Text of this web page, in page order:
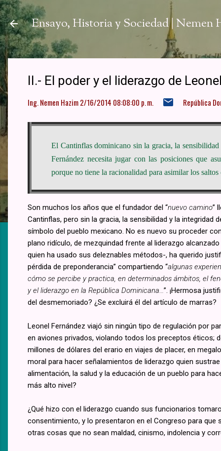
Ensayo, Historia y Sociedad | Nemen
II.- El poder y el liderazgo de
Ing. Nemen Hazim2/16/2014 08:08:00 p. m. República
El Cantinflas dominicano sin la gracia, la
Fernández necesita jugar con las posiciones que
porque no tiene la racionalidad para asimilar los
Son muchos los años que el fundador del “nuevo camino”
Cantinflas, pero sin la gracia, la sensibilidad y la integridad
símbolo del pueblo mexicano. No es nuevo su proceder
plano ridículo, de mezquindad frente al liderazgo
quien ha usado sus deleznables métodos-, ha querido
pérdida de preponderancia” compartiendo “algunas
cómo se percibe y practica, en determinados ámbitos, el
y el liderazgo en la República Dominicana… ”. ¡Hermosa
del desmemoriado? ¿Se excluirá él del artículo de marras?
Leonel Fernández viajó sin ningún tipo de regulación por
en aviones privados, violando todos los preceptos éticos;
millones de dólares del erario en viajes de placer, en
moral para hacer señalamientos de liderazgo quien
alimentación, la salud y la educación de un pueblo para
más alto nivel?
¿Qué hizo con el liderazgo cuando sus funcionarios
consentimiento, y lo presentaron en el Congreso para
otras cosas que no sean maldad, cinismo, indolencia y